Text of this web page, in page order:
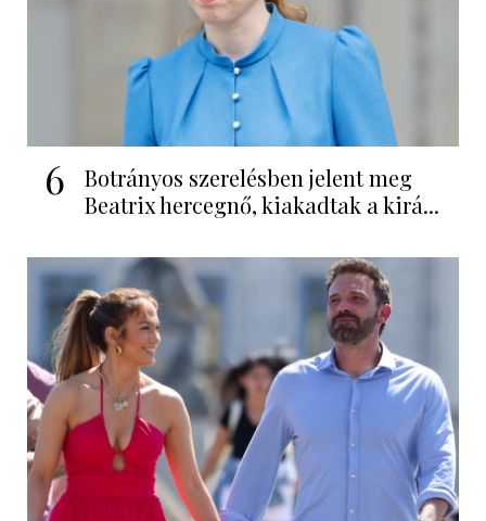
6
Botrányos szerelésben jelent meg
Beatrix hercegnő, kiakadtak a kirá...